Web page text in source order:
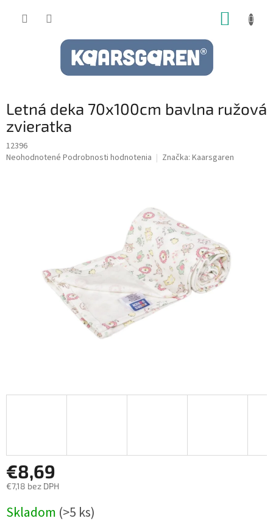
Letná deka 70x100cm bavlna ružová
zvieratka
12396
Priemerné
Neohodnotené Podrobnosti hodnotenia Značka: Kaarsgaren
€8,69
€7,18 bez DPH
cena:
Skladom (>5 ks)